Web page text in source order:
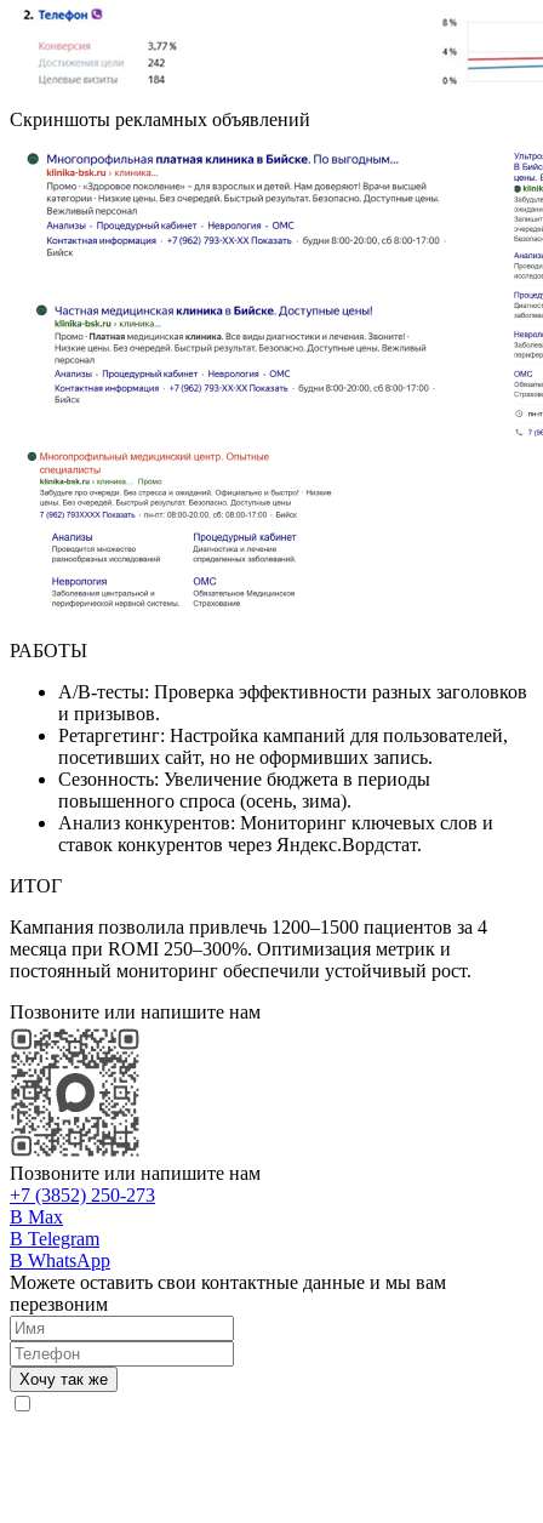
Скриншоты рекламных объявлений
РАБОТЫ
A/B-тесты: Проверка эффективности разных заголовков
и призывов.
Ретаргетинг: Настройка кампаний для пользователей,
посетивших сайт, но не оформивших запись.
Сезонность: Увеличение бюджета в периоды
повышенного спроса (осень, зима).
Анализ конкурентов: Мониторинг ключевых слов и
ставок конкурентов через Яндекс.Вордстат.
ИТОГ
Кампания позволила привлечь 1200–1500 пациентов за 4
месяца при ROMI 250–300%. Оптимизация метрик и
постоянный мониторинг обеспечили устойчивый рост.
Позвоните или напишите нам
Позвоните или напишите нам
+7 (3852) 250-273
В Max
В Telegram
В WhatsApp
Можете оставить свои контактные данные и мы вам
перезвоним
Хочу так же